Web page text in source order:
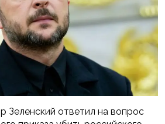
Зеленский ответил на вопрос